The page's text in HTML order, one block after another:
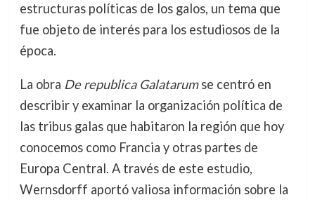
estructuras políticas de los galos, un tema que
fue objeto de interés para los estudiosos de la
época.
La obra De republica Galatarumse centró en
describir y examinar la organización política de
las tribus galas que habitaron la región que hoy
conocemos como Francia y otras partes de
Europa Central. A través de este estudio,
Wernsdorff aportó valiosa información sobre la